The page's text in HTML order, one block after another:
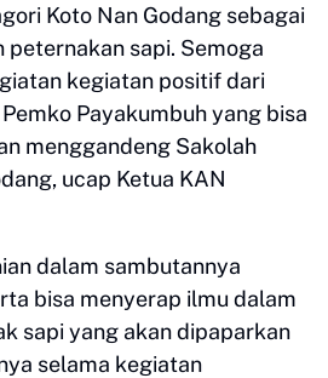
Koto Nan Godang sebagai
peternakan sapi. Semoga
kegiatan positif dari
Payakumbuh yang bisa
menggandeng Sakolah
ucap Ketua KAN
dalam sambutannya
bisa menyerap ilmu dalam
sapi yang akan dipaparkan
selama kegiatan